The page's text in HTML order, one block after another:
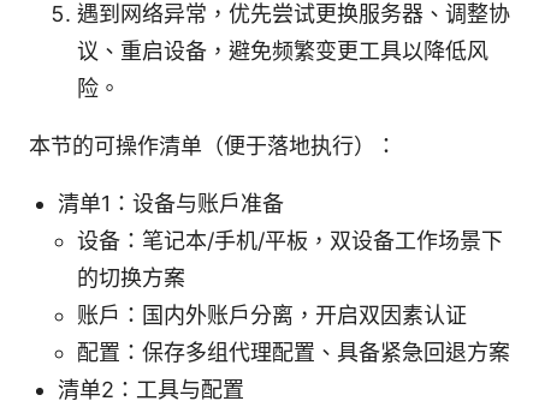
遇到网络异常，优先尝试更换服务器、调整协
议、重启设备，避免频繁变更工具以降低风
险。
本节的可操作清单（便于落地执行）：
清单1：设备与账户准备
设备：笔记本/手机/平板，双设备工作场景下
的切换方案
账户：国内外账户分离，开启双因素认证
配置：保存多组代理配置、具备紧急回退方案
清单2：工具与配置